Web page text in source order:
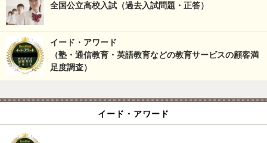
全国公立高校入試（過去入試問題・正答）
イード・アワード
（塾・通信教育・英語教育などの教育サービスの顧客満
足度調査）
イード・アワード